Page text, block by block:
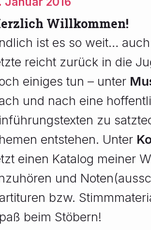
Willkommen!
ist es so weit…
reicht zurück in die
einiges tun – unter
und nach eine
zu
entstehen. Unter
einen Katalog meiner
und
bzw.
beim Stöbern!